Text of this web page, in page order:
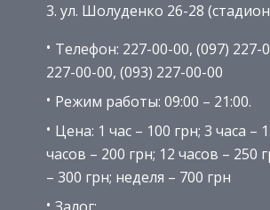
ул. Шолуденко 26-28
Телефон: 227-00-00, (097) 227-
227-00-00, (093) 227-00-00
Режим работы: 09:00 – 21:00.
Цена: 1 час – 100 грн; 3 часа –
часов – 200 грн; 12 часов – 250
– 300 грн; неделя – 700 грн